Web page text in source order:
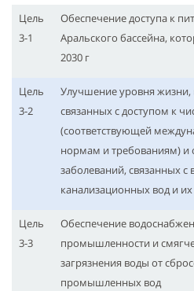
Цель
3-1
Обеспечение доступа к
Аральского бассейна,
2030 г
Цель
3-2
Улучшение уровня жизни,
связанных с доступом к
(соответствующей
нормам и требованиям) и
заболеваний, связанных с
канализационных вод и их
Цель
3-3
Обеспечение
промышленности и
загрязнения воды от
промышленных вод